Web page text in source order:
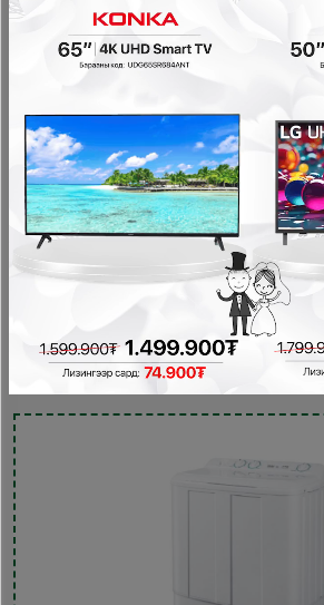
Homelux 9,2кг хагас автомат
292ST/
Хагас автомат угаалгын машин
399,900₮